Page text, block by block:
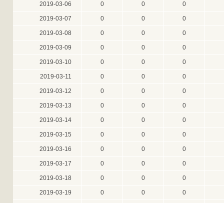
2019-03-06 0 0 0
2019-03-07 0 0 0
2019-03-08 0 0 0
2019-03-09 0 0 0
2019-03-10 0 0 0
2019-03-11 0 0 0
2019-03-12 0 0 0
2019-03-13 0 0 0
2019-03-14 0 0 0
2019-03-15 0 0 0
2019-03-16 0 0 0
2019-03-17 0 0 0
2019-03-18 0 0 0
2019-03-19 0 0 0